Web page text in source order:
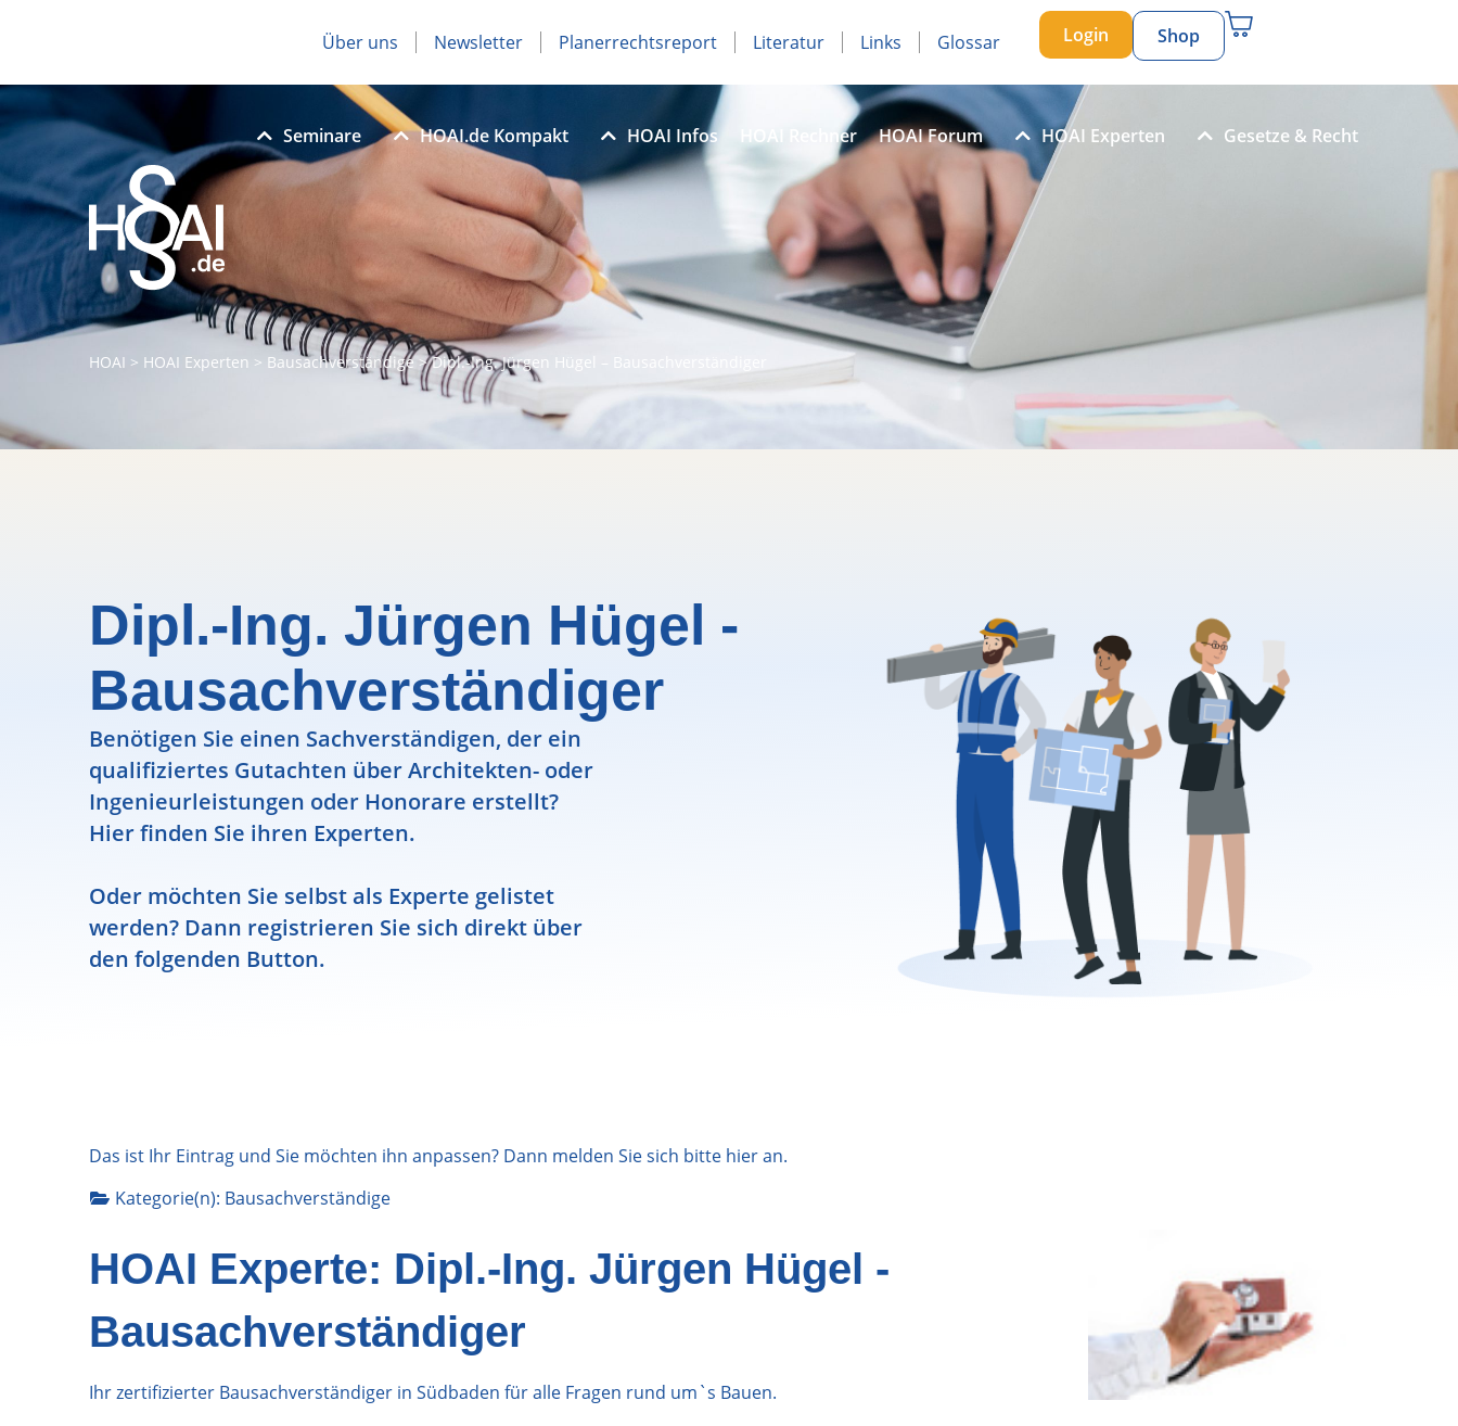
Über uns Newsletter Planerrechtsreport Literatur Links Glossar Login Shop
Seminare HOAI.de Kompakt HOAI Infos HOAI Rechner HOAI Forum HOAI Experten Gesetze & Recht
HOAI > HOAI Experten > Bausachverständige>Dipl.-Ing. Jürgen Hügel – Bausachverständiger
Dipl.-Ing. Jürgen Hügel -
Bausachverständiger
Benötigen Sie einen Sachverständigen, der ein
qualifiziertes Gutachten über Architekten- oder
Ingenieurleistungen oder Honorare erstellt?
Hier finden Sie ihren Experten.
Oder möchten Sie selbst als Experte gelistet
werden? Dann registrieren Sie sich direkt über
den folgenden Button.
Das ist Ihr Eintrag und Sie möchten ihn anpassen? Dann melden Sie sich bitte hieran.
Kategorie(n): Bausachverständige
HOAI Experte: Dipl.-Ing. Jürgen Hügel -
Bausachverständiger
Ihr zertifizierter Bausachverständiger in Südbaden für alle Fragen rund um`s Bauen.